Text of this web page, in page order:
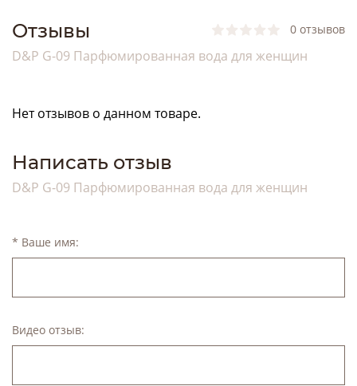
Отзывы
D&P G-09 Парфюмированная вода для женщин
0 отзывов
Нет отзывов о данном товаре.
Написать отзыв
D&P G-09 Парфюмированная вода для женщин
* Ваше имя:
Видео отзыв: